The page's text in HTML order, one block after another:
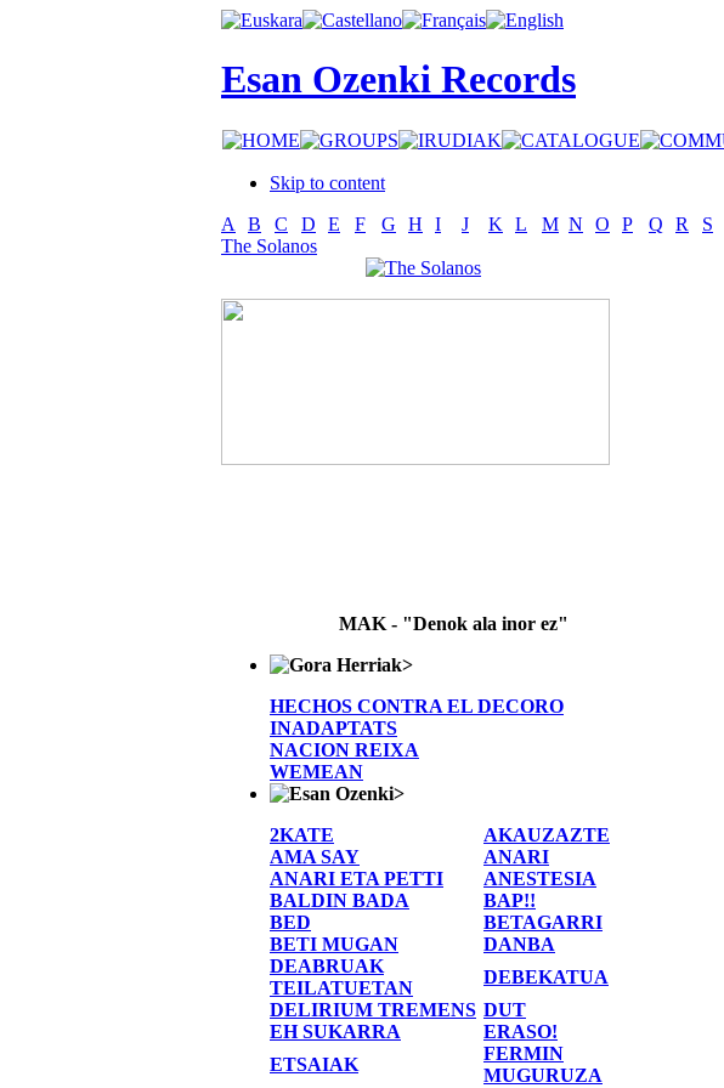
Esan Ozenki Records
Skip to content
A
B C D E F G H I J K L M N O P Q R S
The Solanos
MAK - "Denok ala inor ez"
>
HECHOS CONTRA EL DECORO
INADAPTATS
NACION REIXA
WEMEAN
>
2KATE
AKAUZAZTE
AMA SAY
ANARI
ANARI ETA PETTI
ANESTESIA
BALDIN BADA
BAP!!
BED
BETAGARRI
BETI MUGAN
DANBA
DEABRUAK
TEILATUETAN
DEBEKATUA
DELIRIUM TREMENS DUT
EH SUKARRA
ERASO!
ETSAIAK
FERMIN
MUGURUZA